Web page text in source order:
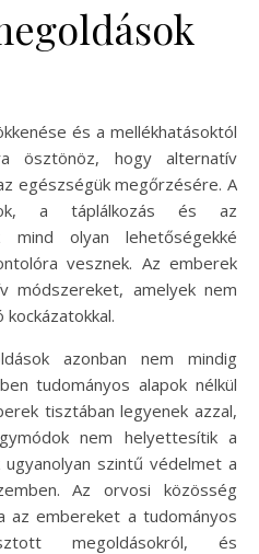
és a mellékhatásoktól
ösztönöz, hogy alternatív
egészségük megőrzésére. A
a táplálkozás és az
mind olyan lehetőségekké
vesznek. Az emberek
módszereket, amelyek nem
kockázatokkal.
azonban nem mindig
tudományos alapok nélkül
tisztában legyenek azzal,
nem helyettesítik a
ugyanolyan szintű védelmet a
Az orvosi közösség
az embereket a tudományos
megoldásokról, és